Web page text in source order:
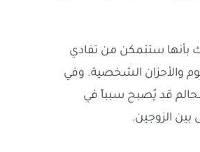
بأنها ستتمكن من تفادي
والأحزان الشخصية. وفي
قد يُصبح سبباً في
بين الزوجين.